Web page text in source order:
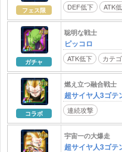
フェス限 DEF低下 ATK
ガチャ
聡明な戦士
ピッコロ
ATK低下 カテ
コラボ
燃え立つ融合戦士
超サイヤ人3ゴテ
連続攻撃
宇宙一の大爆走
超サイヤ人3ゴテ